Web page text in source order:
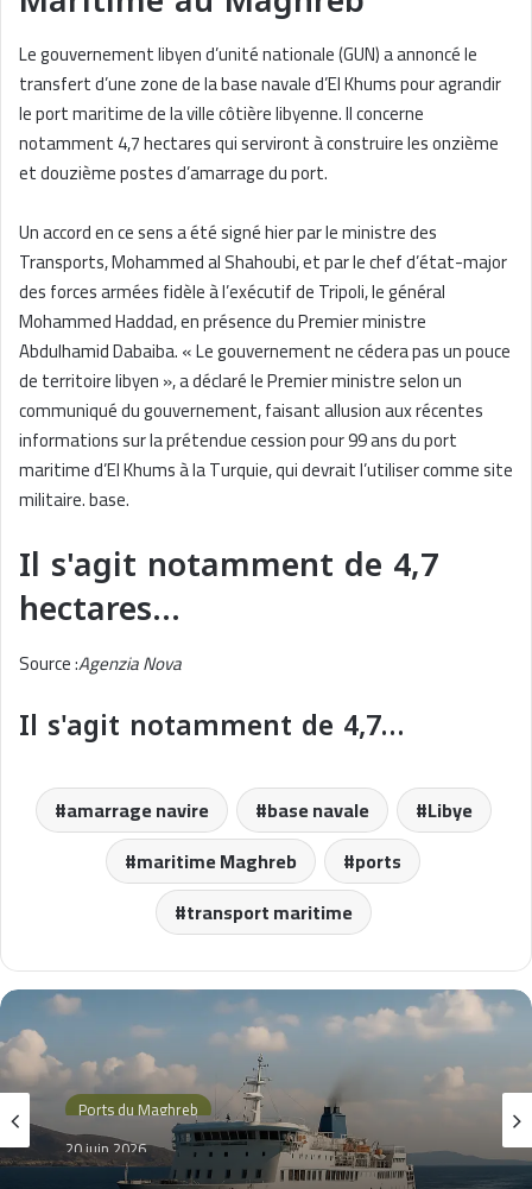
Le gouvernement libyen d’unité nationale (GUN) a annoncé le
transfert d’une zone de la base navale d’El Khums pour agrandir
le port maritime de la ville côtière libyenne. Il concerne
notamment 4,7 hectares qui serviront à construire les onzième
et douzième postes d’amarrage du port.
Un accord en ce sens a été signé hier par le ministre des
Transports, Mohammed al Shahoubi, et par le chef d’état-major
des forces armées fidèle à l’exécutif de Tripoli, le général
Mohammed Haddad, en présence du Premier ministre
Abdulhamid Dabaiba. « Le gouvernement ne cédera pas un pouce
de territoire libyen », a déclaré le Premier ministre selon un
communiqué du gouvernement, faisant allusion aux récentes
informations sur la prétendue cession pour 99 ans du port
maritime d’El Khums à la Turquie, qui devrait l’utiliser comme site
militaire. base.
Il s'agit notamment de 4,7
hectares…
Source :Agenzia Nova
Il s'agit notamment de 4,7…
amarrage navire base navale
Libye
maritime Maghreb
ports
transport maritime
Ports du Maghreb
20 juin 2026
Digitalisation des ports africains : enjeux